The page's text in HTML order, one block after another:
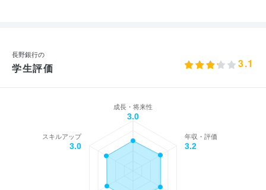
長野銀行の
学生評価 3.1
成長・将来性
3.0
年収・評価
3.2
スキルアップ
3.0